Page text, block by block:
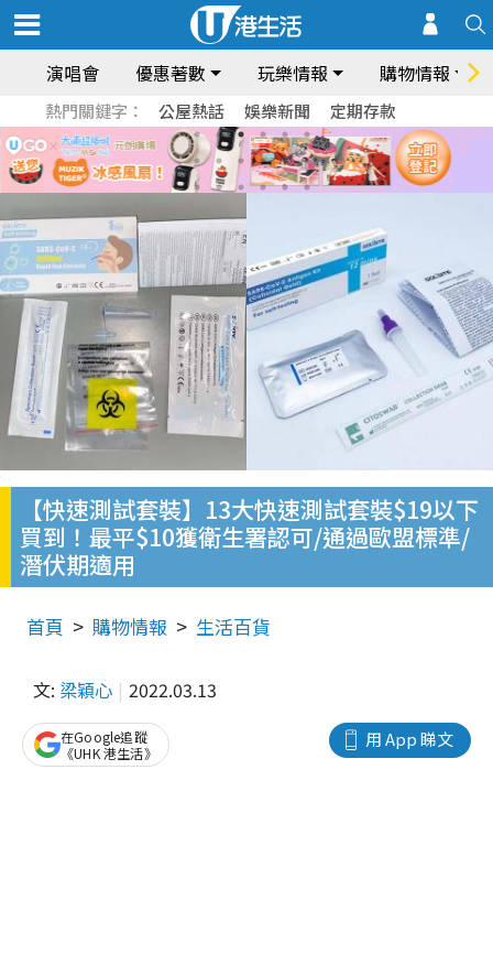
演唱會 優惠著數 玩樂情報 購物情報
熱門關鍵字： 公屋熱話 娛樂新聞 定期存款
【快速測試套裝】13大快速測試套裝$19以下
買到！最平$10獲衛生署認可/通過歐盟標準/
潛伏期適用
首頁 購物情報 生活百貨
文: 梁穎心 2022.03.13
用 App 睇文
在Google追蹤
《UHK 港生活》